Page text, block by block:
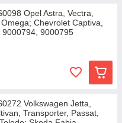
Opel Astra, Vectra,
Chevrolet Captiva,
9000795
Volkswagen Jetta,
Transporter, Passat,